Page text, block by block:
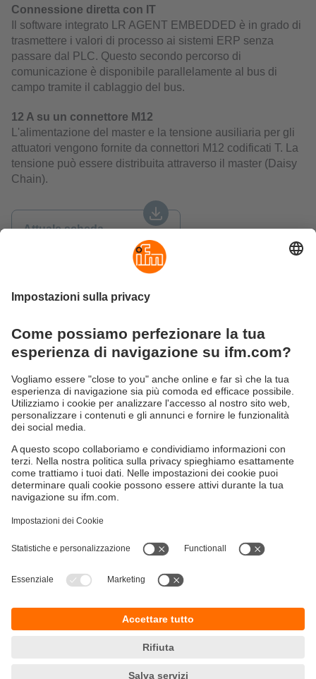
Connessione diretta con IT
Il software integrato LR AGENT EMBEDDED è in grado di
trasmettere i valori di processo ai sistemi ERP senza
passare dal PLC. Questo secondo percorso di
comunicazione è disponibile parallelamente al bus di
campo tramite il cablaggio del bus.
12 A su un connettore M12
L'alimentazione del master e la tensione ausiliaria per gli
attuatori vengono fornite da connettori M12 codificati T. La
tensione può essere distribuita attraverso il master (Daisy
Chain).
Attuale scheda
Download PDF (0,14 MB)
Sostenibilità
Condizioni generali di vendita
Garanzia ifm
Informazioni aziendali
Responsible Disclosure
ifm electronic s.r.l
Via Paracelso n. 18